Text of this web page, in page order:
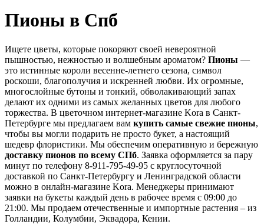
Пионы в Спб
Ищете цветы, которые покоряют своей невероятной
пышностью, нежностью и волшебным ароматом? Пионы —
это истинные короли весенне-летнего сезона, символ
роскоши, благополучия и искренней любви. Их огромные,
многослойные бутоны и тонкий, обволакивающий запах
делают их одними из самых желанных цветов для любого
торжества. В цветочном интернет-магазине Kora в Санкт-
Петербурге мы предлагаем вам купить самые свежие пионы,
чтобы вы могли подарить не просто букет, а настоящий
шедевр флористики. Мы обеспечим оперативную и бережную
доставку пионов по всему СПб. Заявка оформляется за пару
минут по телефону 8-911-795-49-95 с круглосуточной
доставкой по Санкт-Петербургу и Ленинградской области
можно в онлайн-магазине Kora. Менеджеры принимают
заявки на букеты каждый день в рабочее время с 09:00 до
21:00. Мы продаем отечественные и импортные растения – из
Голландии, Колумбии, Эквадора, Кении.